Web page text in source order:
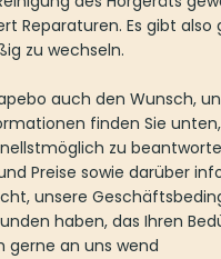
Reparaturen. Es gibt also
zu wechseln.
auch den Wunsch,
finden Sie
zu
Preise sowie darüber
unsere
haben, das Ihren
gerne an uns wend